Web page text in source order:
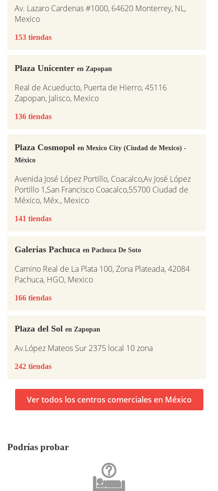
Av. Lazaro Cardenas #1000, 64620 Monterrey, NL,
Mexico
153 tiendas
Plaza Unicenter en Zapopan
Real de Acueducto, Puerta de Hierro, 45116
Zapopan, Jalisco, Mexico
136 tiendas
Plaza Cosmopol en Mexico City (Ciudad de Mexico) -
México
Avenida José López Portillo, Coacalco,Av José López
Portillo 1,San Francisco Coacalco,55700 Ciudad de
México, Méx., Mexico
141 tiendas
Galerias Pachuca en Pachuca De Soto
Camino Real de La Plata 100, Zona Plateada, 42084
Pachuca, HGO, Mexico
166 tiendas
Plaza del Sol en Zapopan
Av.López Mateos Sur 2375 local 10 zona
242 tiendas
Ver todos los centros comerciales en México
Podrías probar